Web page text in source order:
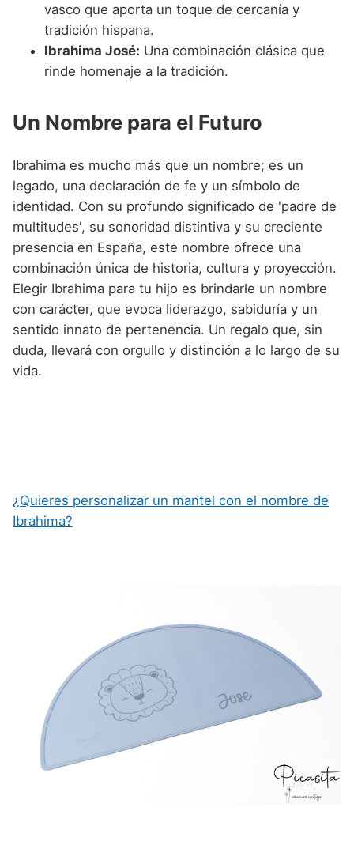
vasco que aporta un toque de cercanía y
tradición hispana.
Ibrahima José: Una combinación clásica que
rinde homenaje a la tradición.
Un Nombre para el Futuro
Ibrahima es mucho más que un nombre; es un
legado, una declaración de fe y un símbolo de
identidad. Con su profundo significado de 'padre de
multitudes', su sonoridad distintiva y su creciente
presencia en España, este nombre ofrece una
combinación única de historia, cultura y proyección.
Elegir Ibrahima para tu hijo es brindarle un nombre
con carácter, que evoca liderazgo, sabiduría y un
sentido innato de pertenencia. Un regalo que, sin
duda, llevará con orgullo y distinción a lo largo de su
vida.
¿Quieres personalizar un mantel con el nombre de
Ibrahima?